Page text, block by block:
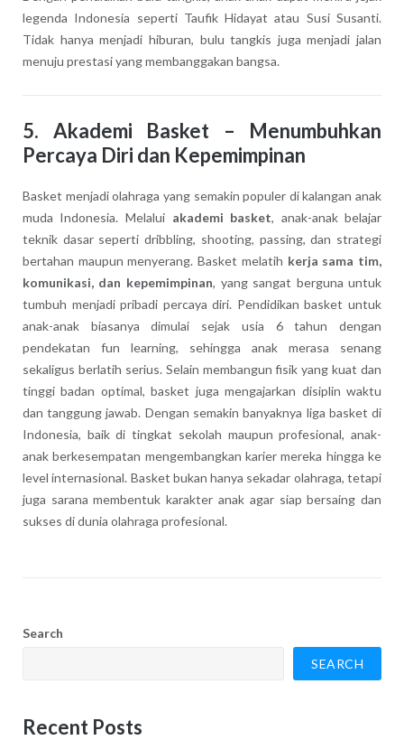
legenda Indonesia seperti Taufik Hidayat atau Susi Susanti.
Tidak hanya menjadi hiburan, bulu tangkis juga menjadi jalan
menuju prestasi yang membanggakan bangsa.
5. Akademi Basket – Menumbuhkan
Percaya Diri dan Kepemimpinan
Basket menjadi olahraga yang semakin populer di kalangan anak
muda Indonesia. Melalui akademi basket, anak-anak belajar
teknik dasar seperti dribbling, shooting, passing, dan strategi
bertahan maupun menyerang. Basket melatih kerja sama tim,
komunikasi, dan kepemimpinan, yang sangat berguna untuk
tumbuh menjadi pribadi percaya diri. Pendidikan basket untuk
anak-anak biasanya dimulai sejak usia 6 tahun dengan
pendekatan fun learning, sehingga anak merasa senang
sekaligus berlatih serius. Selain membangun fisik yang kuat dan
tinggi badan optimal, basket juga mengajarkan disiplin waktu
dan tanggung jawab. Dengan semakin banyaknya liga basket di
Indonesia, baik di tingkat sekolah maupun profesional, anak-
anak berkesempatan mengembangkan karier mereka hingga ke
level internasional. Basket bukan hanya sekadar olahraga, tetapi
juga sarana membentuk karakter anak agar siap bersaing dan
sukses di dunia olahraga profesional.
Search
SEARCH
Recent Posts